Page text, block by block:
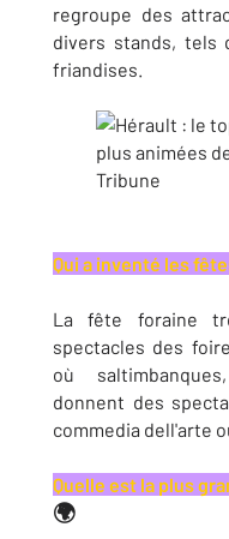
regroupe des
divers stands, tels
friandises.
Qui a inventé les
La fête foraine
spectacles des
où
donnent des
commedia dell'arte
Quelle est la plus
🌍